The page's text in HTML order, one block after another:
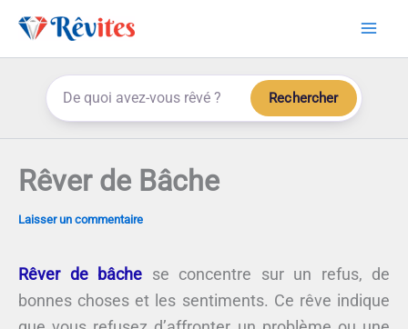
Aller
Rechercher
Rêver de Bâche
Laisser un commentaire
Rêver de bâche se concentre sur un refus, de
bonnes choses et les sentiments. Ce rêve indique